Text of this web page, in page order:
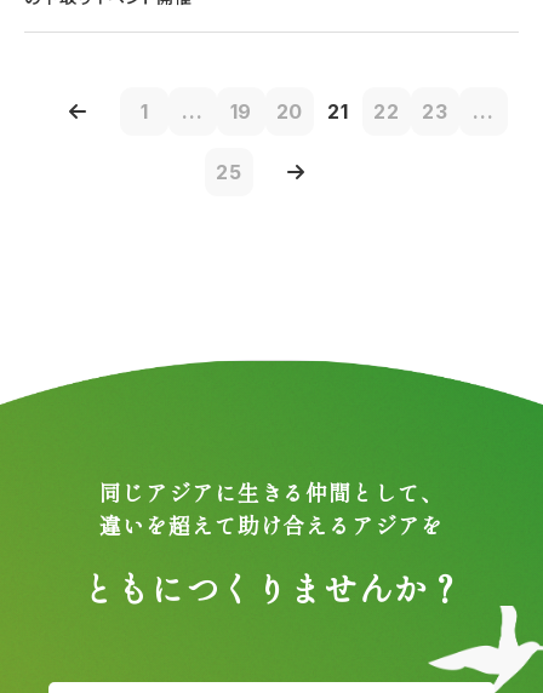
1 ... 19 20 21 22 23 ...
25
同じアジアに生きる仲間として、
違いを超えて助け合えるアジアを
ともにつくりませんか？